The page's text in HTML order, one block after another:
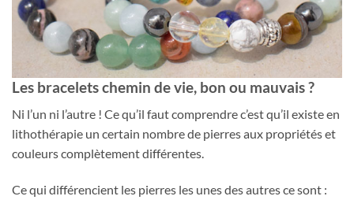
Les bracelets chemin de vie, bon ou mauvais ?
Ni l’un ni l’autre ! Ce qu’il faut comprendre c’est qu’il existe en
lithothérapie un certain nombre de pierres aux propriétés et
couleurs complètement différentes.
Ce qui différencient les pierres les unes des autres ce sont :